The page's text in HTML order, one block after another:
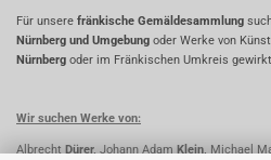
Für unsere fränkische Gemäldesammlung
Nürnberg und Umgebung oder Werke von
Nürnberg oder im Fränkischen Umkreis
Wir suchen Werke von:
Albrecht Dürer, Johann Adam Klein, Michael